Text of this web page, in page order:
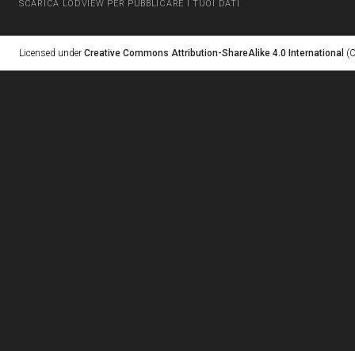
SCARICA LODVIEW PER PUBBLICARE I TUOI DATI
Licensed under Creative Commons Attribution-ShareAlike 4.0 International